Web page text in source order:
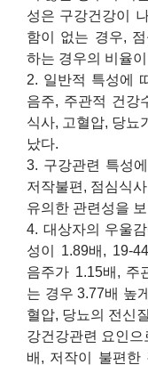
성은 구강건강이
함이 없는 경우,
하는 경우의 비율
2. 일반적 특성에
음주, 주관적 건강
식사, 고혈압, 당뇨
났다.
3. 구강관련 특성
저작불편, 점심식
유의한 관련성을
4. 대상자의 우울
성이 1.89배, 19-
음주가 1.15배, 주
는 경우 3.77배 높
혈압, 당뇨의 전신
강건강관련 요인
배, 저작이 불편한